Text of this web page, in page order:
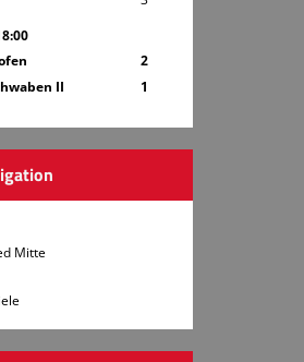
2
II
1
Mitte